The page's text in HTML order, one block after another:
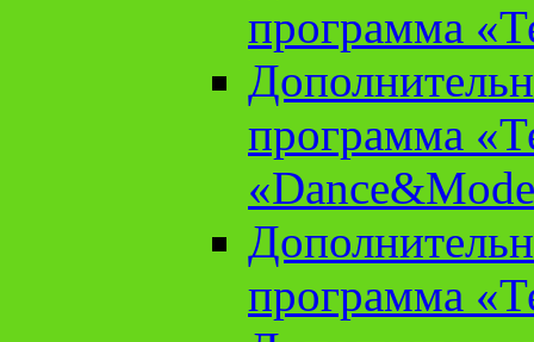
программа
программа
программа